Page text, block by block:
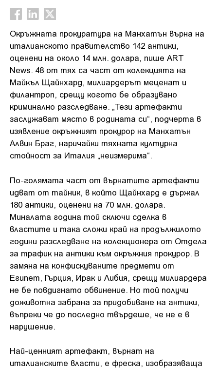
Окръжната прокуратура на Манхатън върна на
италианското правителство 142 антики,
оценени на около 14 млн. долара, пише ART
News. 48 от тях са част от колекцията на
Майкъл Щайнхард, милиардерът меценат и
филантроп, срещу когото бе образувано
криминално разследване. „Тези артефакти
заслужават място в родината си“, подчерта в
изявление окръжният прокурор на Манхатън
Алвин Браг, наричайки тяхната културна
стойност за Италия „неизмерима“.
По-голямата част от върнатите артефакти
идват от тайник, в който Щайнхард е държал
180 антики, оценени на 70 млн. долара.
Миналата година той сключи сделка в
властите и така сложи край на продължилото
години разследване на колекционера от Отдела
за трафик на антики към окръжния прокурор. В
замяна на конфискуваните предмети от
Египет, Гърция, Ирак и Либия, срещу милиардера
не бе повдигнато обвинение. Но той получи
доживотна забрана за придобиване на антики,
въпреки че до последно твърдеше, че не е в
нарушение.
Най-ценният артефакт, върнат на
италианските власти, е фреска, изобразяваща